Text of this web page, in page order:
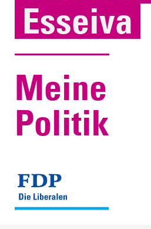
Esseiva
Meine
Politik